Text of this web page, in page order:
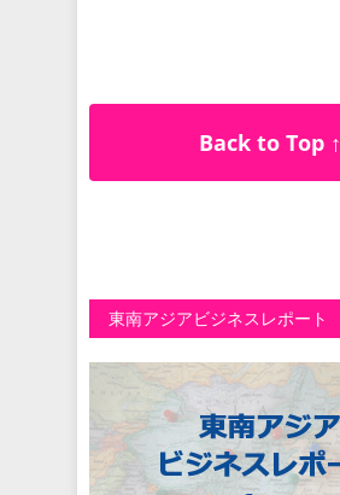
Back to Top ↑
東南アジアビジネスレポート